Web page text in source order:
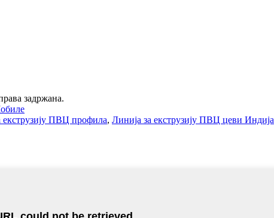
задржана.
екструзију ПВЦ профила, Линија за екструзију ПВЦ цеви Индија